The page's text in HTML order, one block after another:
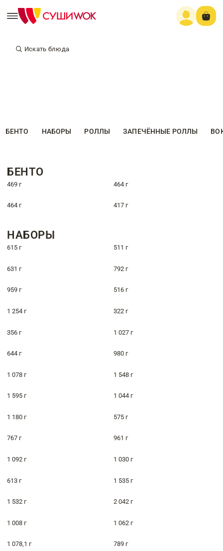
Искать блюда
БЕНТО НАБОРЫ РОЛЛЫ ЗАПЕЧЁННЫЕ РОЛЛЫ
БЕНТО
469 г 464 г
464 г 417 г
НАБОРЫ
615 г 511 г
631 г 792 г
959 г 516 г
1 254 г 322 г
356 г 1 027 г
644 г 980 г
1 078 г 1 548 г
1 595 г 1 044 г
1 180 г 575 г
767 г 961 г
1 092 г 1 030 г
613 г 1 535 г
1 532 г 2 042 г
1 008 г 1 062 г
1 078,1 г 789 г